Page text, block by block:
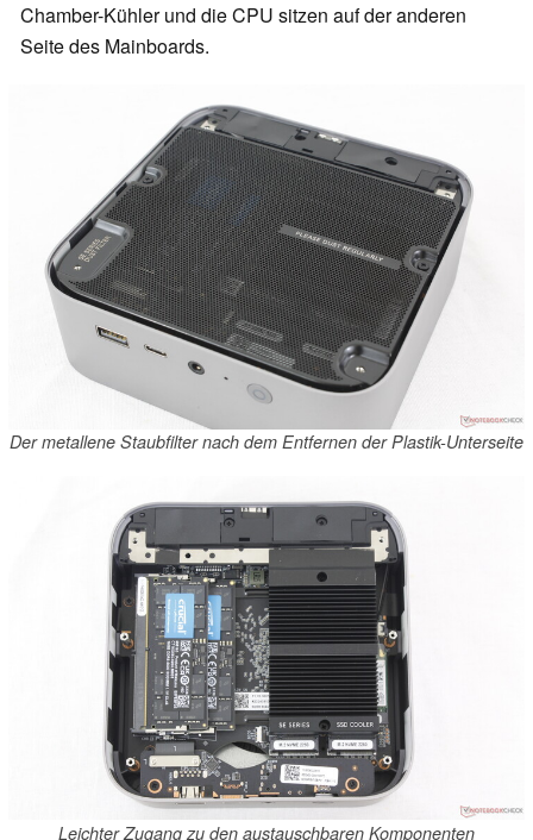
Chamber-Kühler und die CPU sitzen auf der anderen
Seite des Mainboards.
Der metallene Staubfilter nach dem Entfernen der Plastik-Unterseite
Leichter Zugang zu den austauschbaren Komponenten